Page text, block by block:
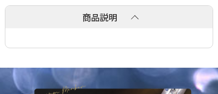
商品説明